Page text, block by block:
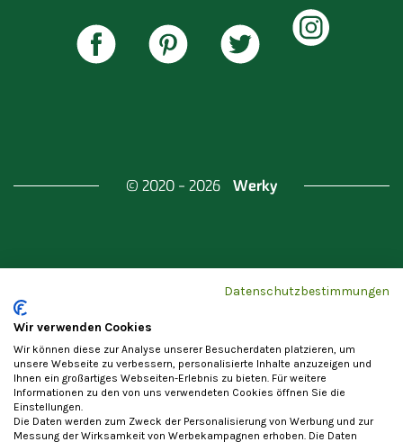
© 2020 - 2026 Werky
Datenschutzerklärung
Cookie-Einstellungen
Allgemeine Nutzungsbedingungen
Impressum
Datenschutzbestimmungen
Wir verwenden Cookies
Wir können diese zur Analyse unserer Besucherdaten platzieren, um
unsere Webseite zu verbessern, personalisierte Inhalte anzuzeigen und
Ihnen ein großartiges Webseiten-Erlebnis zu bieten. Für weitere
Informationen zu den von uns verwendeten Cookies öffnen Sie die
Einstellungen.
Die Daten werden zum Zweck der Personalisierung von Werbung und zur
Messung der Wirksamkeit von Werbekampagnen erhoben. Die Daten